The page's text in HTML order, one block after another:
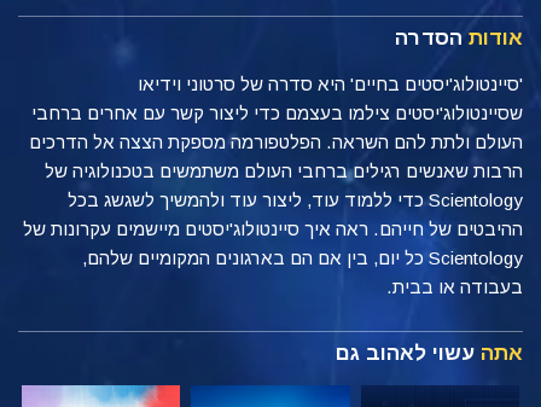
אודות הסדרה
'סיינטולוג'יסטים בחיים' היא סדרה של סרטוני וידיאו
שסיינטולוג'יסטים צילמו בעצמם כדי ליצור קשר עם אחרים ברחבי
העולם ולתת להם השראה. הפלטפורמה מספקת הצצה אל הדרכים
הרבות שאנשים רגילים ברחבי העולם משתמשים בטכנולוגיה של
Scientology כדי ללמוד עוד, ליצור עוד ולהמשיך לשגשג בכל
ההיבטים של חייהם. ראה איך סיינטולוג'יסטים מיישמים עקרונות של
Scientology כל יום, בין אם הם בארגונים המקומיים שלהם,
בעבודה או בבית.
אתה עשוי לאהוב גם